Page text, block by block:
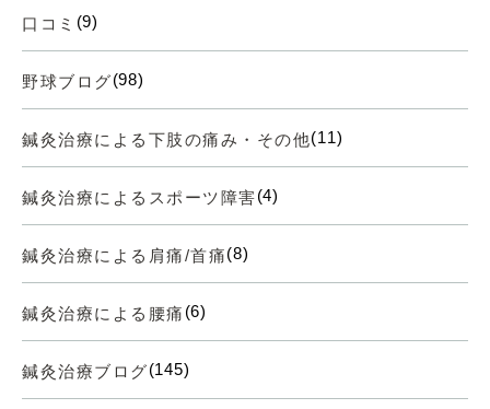
口コミ (9)
野球ブログ(98)
鍼灸治療による下肢の痛み・その他(11)
鍼灸治療によるスポーツ障害(4)
鍼灸治療による肩痛/首痛(8)
鍼灸治療による腰痛 (6)
鍼灸治療ブログ(145)